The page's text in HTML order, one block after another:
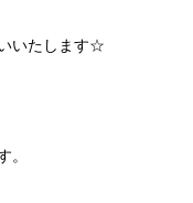
いたします☆
。